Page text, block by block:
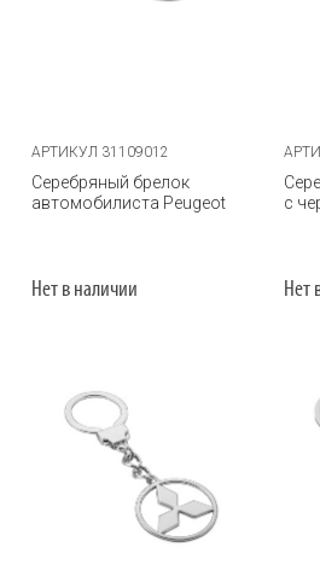
АРТИКУЛ 31109012
Серебряный брелок
автомобилиста Peugeot
Нет в наличии
с
Нет